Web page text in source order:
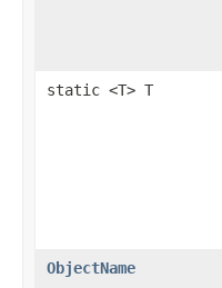
static <T> T
ObjectName